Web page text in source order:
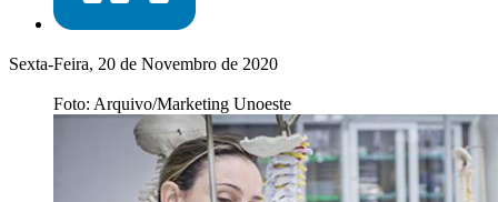
Sexta-Feira, 20 de Novembro de 2020
Foto: Arquivo/Marketing Unoeste